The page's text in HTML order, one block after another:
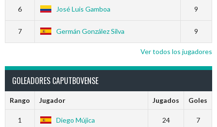
6 José Luis Gamboa 9
7 Germán González Silva 9
Ver todos los jugadores
GOLEADORES CAPUTBOVENSE
Rango Jugador Jugados Goles
1 Diego Mújica 24 7